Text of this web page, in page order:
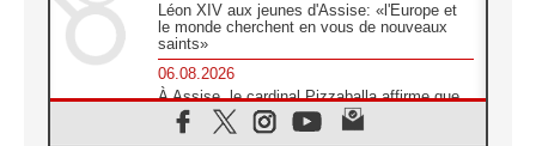
Léon XIV aux jeunes d'Assise: «l'Europe et
le monde cherchent en vous de nouveaux
saints»
06.08.2026
À Assise, le cardinal Pizzaballa affirme que
«les chrétiens veulent la paix»